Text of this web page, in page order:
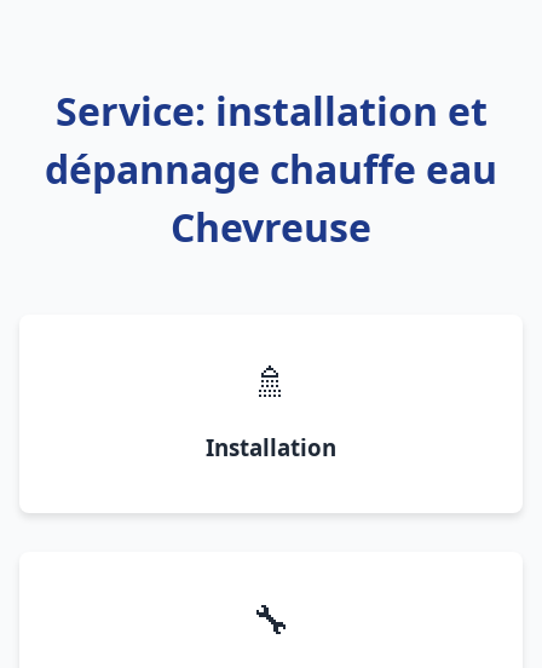
Service: installation et
dépannage chauffe eau
Chevreuse
🚿
Installation
🔧